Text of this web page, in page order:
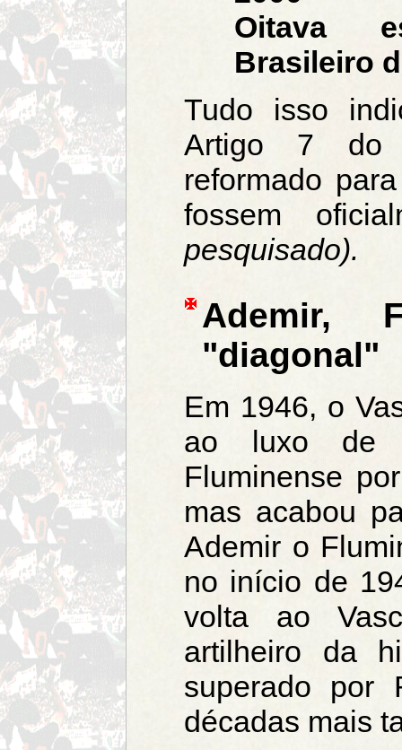
Oitava
Brasileiro
Tudo isso
Artigo 7 do
reformado
fossem
pesquisado).
Ademir,
"diagonal"
Em 1946, o
ao luxo de
Fluminense
mas acabou
Ademir o
no início de
volta ao
artilheiro da
superado por
décadas mais